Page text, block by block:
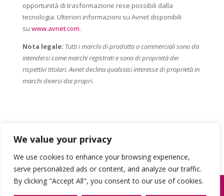
We value your privacy
We use cookies to enhance your browsing experience,
serve personalized ads or content, and analyze our traffic.
By clicking "Accept All", you consent to our use of cookies.
opportunità di trasformazione rese possibili dalla
tecnologia. Ulteriori informazioni su Avnet disponibili
su www.avnet.com.
Nota legale: Tutti i marchi di prodotto o commerciali sono da
intendersi come marchi registrati e sono di proprietà dei
rispettivi titolari. Avnet declina qualsiasi interesse di proprietà in
marchi diversi dai propri.